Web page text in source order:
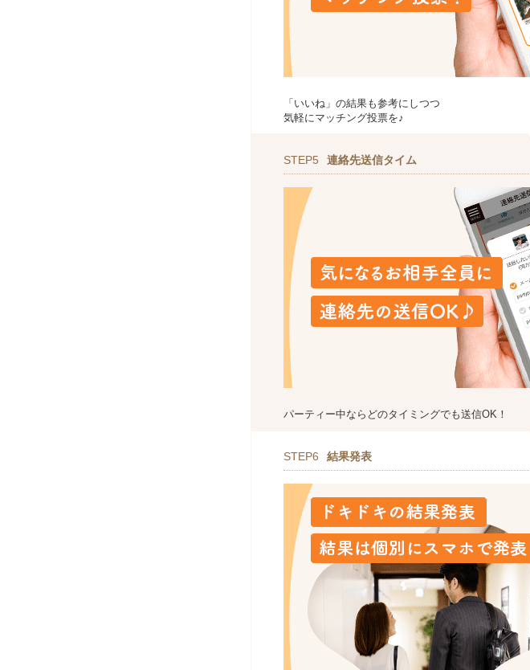
「いいね」の結果も参考にしつつ
気軽にマッチング投票を♪
STEP5 連絡先送信タイム
パーティー中ならどのタイミングでも送信OK！
STEP6 結果発表